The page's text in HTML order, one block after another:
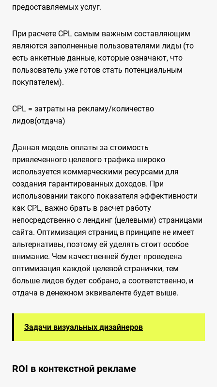
предоставляемых услуг.
При расчете CPL самым важным составляющим
являются заполненные пользователями лиды (то
есть анкетные данные, которые означают, что
пользователь уже готов стать потенциальным
покупателем).
CPL = затраты на рекламу/количество
лидов(отдача)
Данная модель оплаты за стоимость
привлеченного целевого трафика широко
используется коммерческими ресурсами для
создания гарантированных доходов. При
использовании такого показателя эффективности
как CPL, важно брать в расчет работу
непосредственно с лендинг (целевыми) страницами
сайта. Оптимизация страниц в принципе не имеет
альтернативы, поэтому ей уделять стоит особое
внимание. Чем качественней будет проведена
оптимизация каждой целевой странички, тем
больше лидов будет собрано, а соответственно, и
отдача в денежном эквиваленте будет выше.
Задачи визуальных дизайнеров
ROI в контекстной рекламе